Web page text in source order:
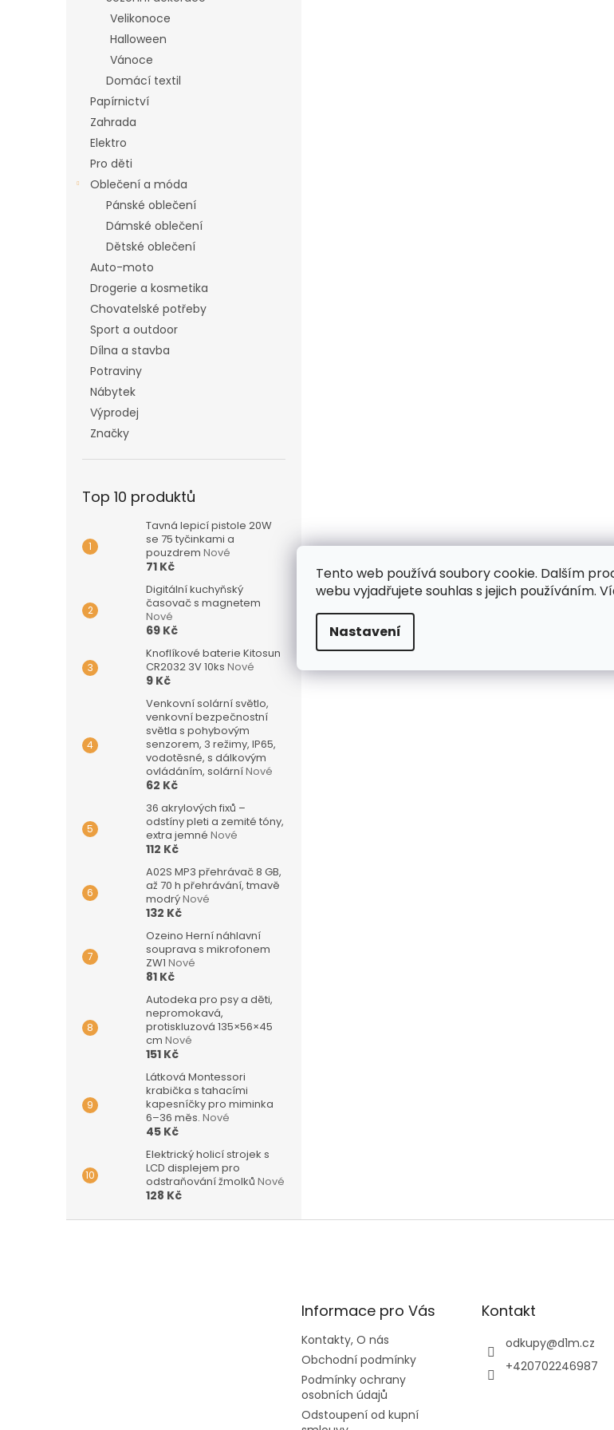
Tento web používá soubory cookie. Dalším
webu vyjadřujete souhlas s jejich používáním.
Nastavení
Velikonoce
Halloween
Vánoce
Domácí textil
Papírnictví
Zahrada
Elektro
Pro děti
Oblečení a móda
Pánské oblečení
Dámské oblečení
Dětské oblečení
Auto-moto
Drogerie a kosmetika
Chovatelské potřeby
Sport a outdoor
Dílna a stavba
Potraviny
Nábytek
Výprodej
Značky
Top 10 produktů
Tavná lepicí pistole 20W
se 75 tyčinkami a
pouzdrem Nové
71 Kč
Digitální kuchyňský
časovač s magnetem
Nové
69 Kč
Knoflíkové baterie Kitosun
CR2032 3V 10ks Nové
9 Kč
Venkovní solární světlo,
venkovní bezpečnostní
světla s pohybovým
senzorem, 3 režimy, IP65,
vodotěsné, s dálkovým
ovládáním, solárníNové
62 Kč
36 akrylových fixů –
odstíny pleti a zemité tóny,
extra jemné Nové
112 Kč
A02S MP3 přehrávač 8 GB,
až 70 h přehrávání, tmavě
modrýNové
132 Kč
Ozeino Herní náhlavní
souprava s mikrofonem
ZW1 Nové
81 Kč
Autodeka pro psy a děti,
nepromokavá,
protiskluzová 135×56×45
cm Nové
151 Kč
Látková Montessori
krabička s tahacími
kapesníčky pro miminka
6–36 měs. Nové
45 Kč
Elektrický holicí strojek s
LCD displejem pro
odstraňování žmolků Nové
128 Kč
Informace pro Vás
Kontakty, O nás
Obchodní podmínky
Podmínky ochrany
osobních údajů
Odstoupení od kupní
Kontakt
odkupy@d1m.cz
+420702246987